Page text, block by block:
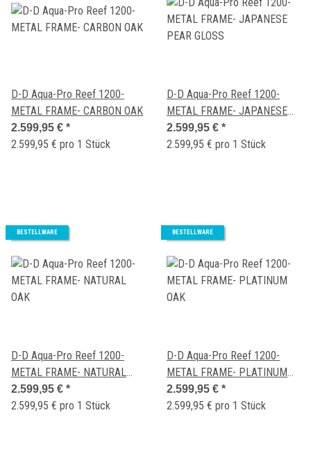
D-D Aqua-Pro Reef 1200-
METAL FRAME- CARBON OAK
2.599,95 € *
2.599,95 € pro 1 Stück
D-D Aqua-Pro Reef 1200-
METAL FRAME- JAPANESE
PEAR GLOSS
2.599,95 € *
2.599,95 € pro 1 Stück
BESTELLWARE
D-D Aqua-Pro Reef 1200-
METAL FRAME- NATURAL
OAK
2.599,95 € *
2.599,95 € pro 1 Stück
BESTELLWARE
D-D Aqua-Pro Reef 1200-
METAL FRAME- PLATINUM
OAK
2.599,95 € *
2.599,95 € pro 1 Stück